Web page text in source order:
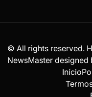
© All rights reserved.
NewsMaster designed
Início